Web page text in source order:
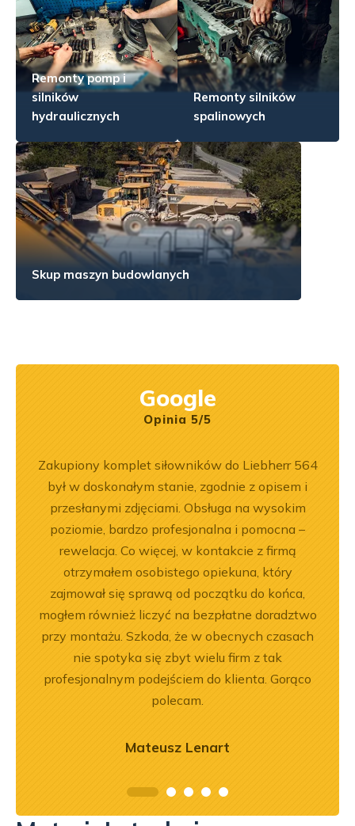
Remonty pomp i
silników
hydraulicznych
Remonty silników
spalinowych
Skup maszyn budowlanych
Google
Opinia 5/5
Zakupiony komplet siłowników do Liebherr 564
był w doskonałym stanie, zgodnie z opisem i
przesłanymi zdjęciami. Obsługa na wysokim
poziomie, bardzo profesjonalna i pomocna –
rewelacja. Co więcej, w kontakcie z firmą
otrzymałem osobistego opiekuna, który
zajmował się sprawą od początku do końca,
mogłem również liczyć na bezpłatne doradztwo
przy montażu. Szkoda, że w obecnych czasach
nie spotyka się zbyt wielu firm z tak
profesjonalnym podejściem do klienta. Gorąco
polecam.
Mateusz Lenart